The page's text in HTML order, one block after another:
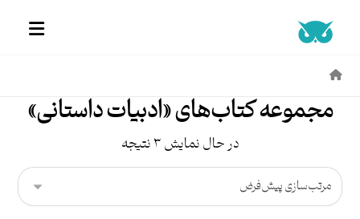
مجموعه کتاب‌های «ادبیات داستانی»
در حال نمایش ۳ نتیجه